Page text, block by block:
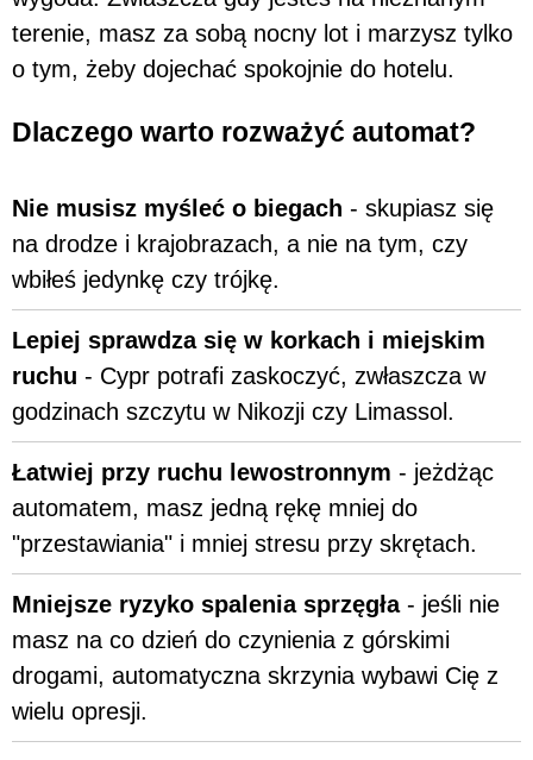
terenie, masz za sobą nocny lot i marzysz tylko
o tym, żeby dojechać spokojnie do hotelu.
Dlaczego warto rozważyć automat?
Nie musisz myśleć o biegach - skupiasz się
na drodze i krajobrazach, a nie na tym, czy
wbiłeś jedynkę czy trójkę.
Lepiej sprawdza się w korkach i miejskim
ruchu - Cypr potrafi zaskoczyć, zwłaszcza w
godzinach szczytu w Nikozji czy Limassol.
Łatwiej przy ruchu lewostronnym - jeżdżąc
automatem, masz jedną rękę mniej do
"przestawiania" i mniej stresu przy skrętach.
Mniejsze ryzyko spalenia sprzęgła- jeśli nie
masz na co dzień do czynienia z górskimi
drogami, automatyczna skrzynia wybawi Cię z
wielu opresji.